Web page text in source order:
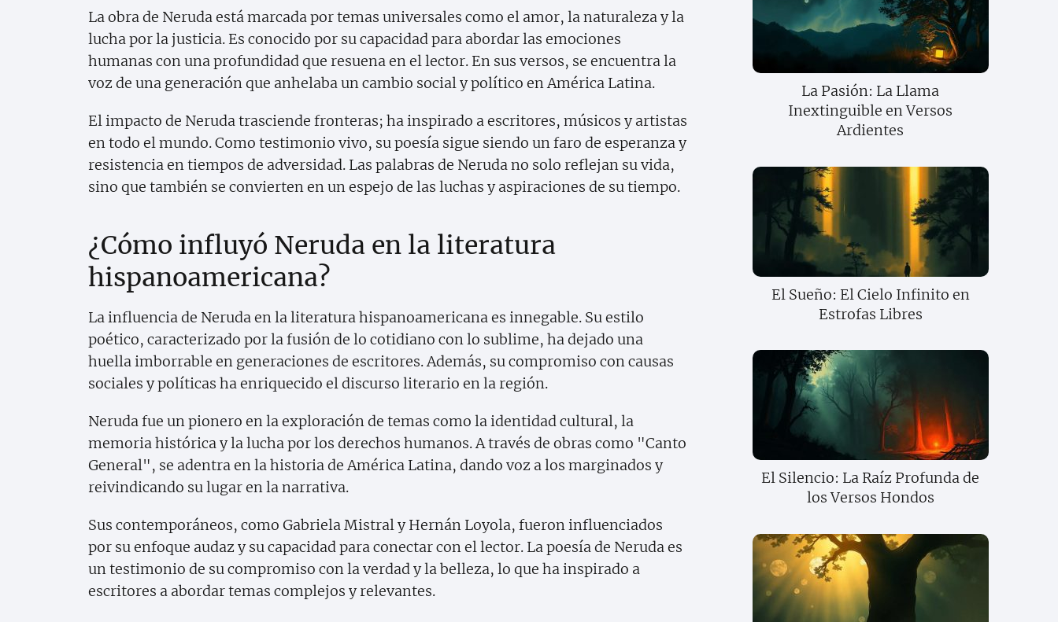
La obra de Neruda está marcada por temas universales como el amor, la naturaleza y la
lucha por la justicia. Es conocido por su capacidad para abordar las emociones
humanas con una profundidad que resuena en el lector. En sus versos, se encuentra la
voz de una generación que anhelaba un cambio social y político en América Latina.
El impacto de Neruda trasciende fronteras; ha inspirado a escritores, músicos y artistas
en todo el mundo. Como testimonio vivo, su poesía sigue siendo un faro de esperanza y
resistencia en tiempos de adversidad. Las palabras de Neruda no solo reflejan su vida,
sino que también se convierten en un espejo de las luchas y aspiraciones de su tiempo.
¿Cómo influyó Neruda en la literatura
hispanoamericana?
La influencia de Neruda en la literatura hispanoamericana es innegable. Su estilo
poético, caracterizado por la fusión de lo cotidiano con lo sublime, ha dejado una
huella imborrable en generaciones de escritores. Además, su compromiso con causas
sociales y políticas ha enriquecido el discurso literario en la región.
Neruda fue un pionero en la exploración de temas como la identidad cultural, la
memoria histórica y la lucha por los derechos humanos. A través de obras como "Canto
General", se adentra en la historia de América Latina, dando voz a los marginados y
reivindicando su lugar en la narrativa.
Sus contemporáneos, como Gabriela Mistral y Hernán Loyola, fueron influenciados
por su enfoque audaz y su capacidad para conectar con el lector. La poesía de Neruda es
un testimonio de su compromiso con la verdad y la belleza, lo que ha inspirado a
escritores a abordar temas complejos y relevantes.
La Pasión: La Llama
Inextinguible en Versos
Ardientes
El Sueño: El Cielo Infinito en
Estrofas Libres
El Silencio: La Raíz Profunda de
los Versos Hondos